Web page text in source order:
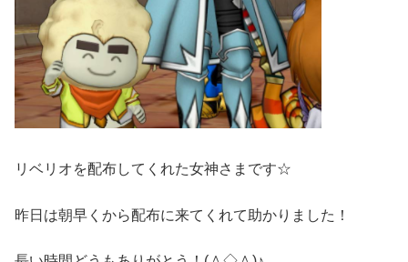
リベリオを配布してくれた女神さまです☆
昨日は朝早くから配布に来てくれて助かりました！